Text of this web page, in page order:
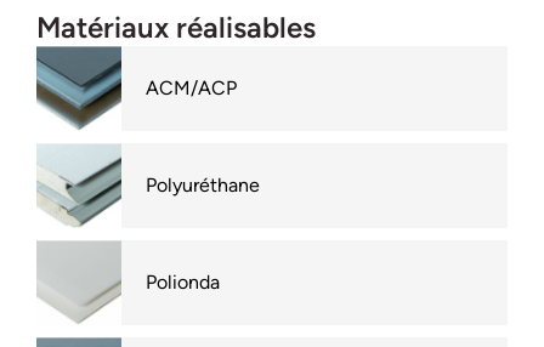
Matériaux réalisables
ACM/ACP
Polyuréthane
Polionda